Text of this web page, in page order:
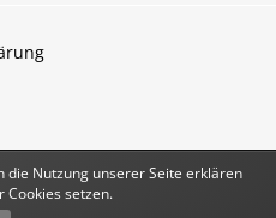
WoltLab Suite™
die Nutzung unserer Seite erklären
Cookies setzen.